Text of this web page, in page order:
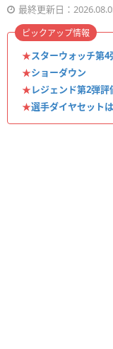
最終更新日：
★スターウォッチ第
★ショーダウン
★レジェンド第2弾
★選手ダイヤセット
ピックアップ情報